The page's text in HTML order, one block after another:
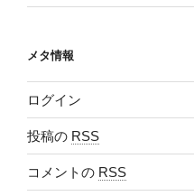
メタ情報
ログイン
投稿の RSS
コメントの RSS